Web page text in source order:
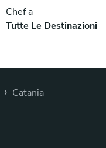
Chef a
Tutte Le Destinazioni
› Catania